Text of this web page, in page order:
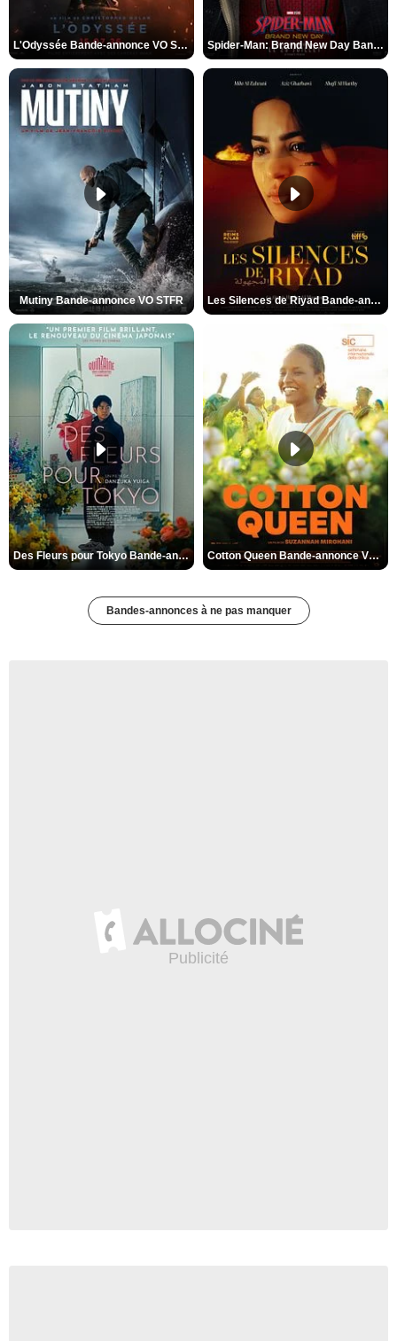
L'Odyssée Bande-annonce VO STFR Spider-Man: Brand New Day Bande-annonce VO STFR
Mutiny Bande-annonce VO STFR Les Silences de Riyad Bande-annonce VO STFR
Des Fleurs pour Tokyo Bande-annonce VO STFR Cotton Queen Bande-annonce VO STFR
Bandes-annonces à ne pas manquer